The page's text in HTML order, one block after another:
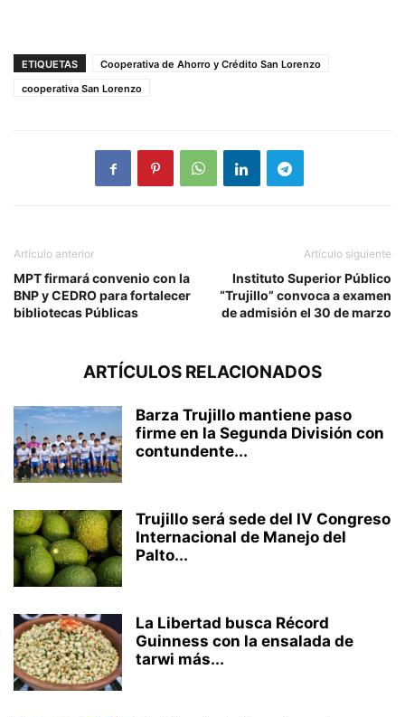
ETIQUETAS
Cooperativa de Ahorro y Crédito San Lorenzo
cooperativa San Lorenzo
Artículo anterior
MPT firmará convenio con la
BNP y CEDRO para fortalecer
bibliotecas Públicas
Artículo siguiente
Instituto Superior Público
“Trujillo” convoca a examen
de admisión el 30 de marzo
ARTÍCULOS RELACIONADOS
Barza Trujillo mantiene paso
firme en la Segunda División con
contundente...
Trujillo será sede del IV Congreso
Internacional de Manejo del
Palto...
La Libertad busca Récord
Guinness con la ensalada de
tarwi más...